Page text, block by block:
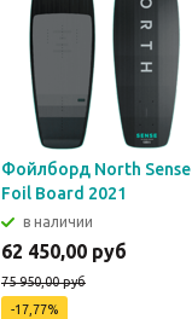
Фойлборд North Sense
Foil Board 2021
в наличии
62 450,00 руб
75 950,00 руб
-17,77%